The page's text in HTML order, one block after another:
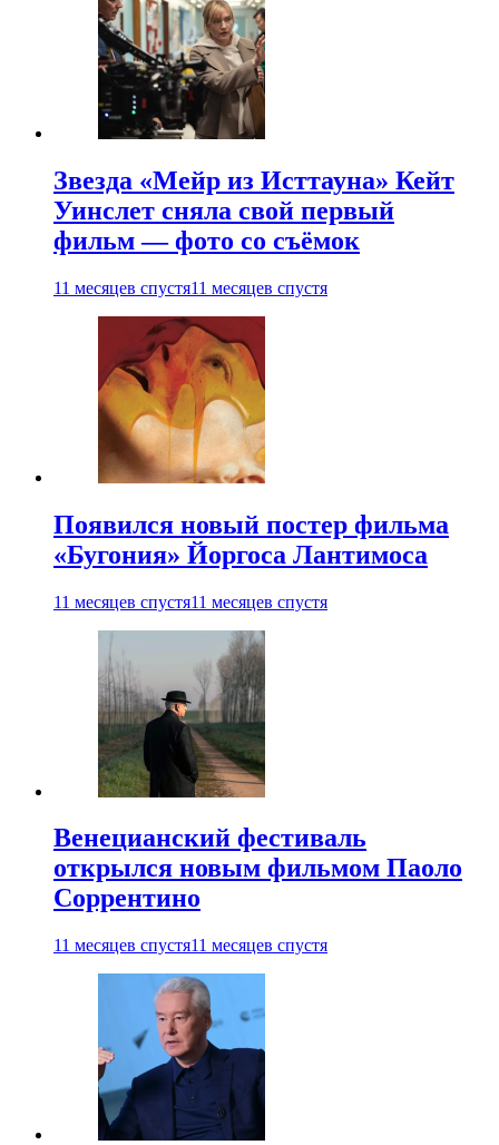
Звезда «Мейр из Исттауна» Кейт
Уинслет сняла свой первый
фильм — фото со съёмок
11 месяцев спустя11 месяцев спустя
Появился новый постер фильма
«Бугония» Йоргоса Лантимоса
11 месяцев спустя11 месяцев спустя
Венецианский фестиваль
открылся новым фильмом Паоло
Соррентино
11 месяцев спустя11 месяцев спустя